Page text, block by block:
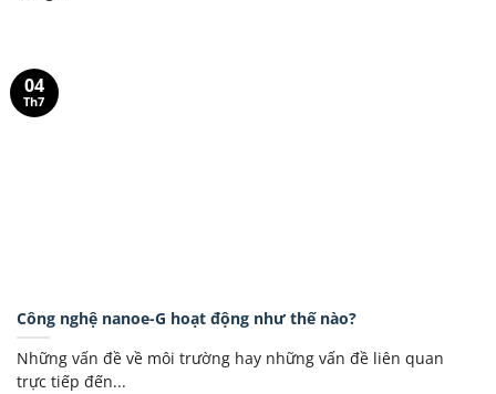
Công nghệ nanoe-G hoạt động như thế nào?
Những vấn đề về môi trường hay những vấn đề liên quan
trực tiếp đến...
04
Th7